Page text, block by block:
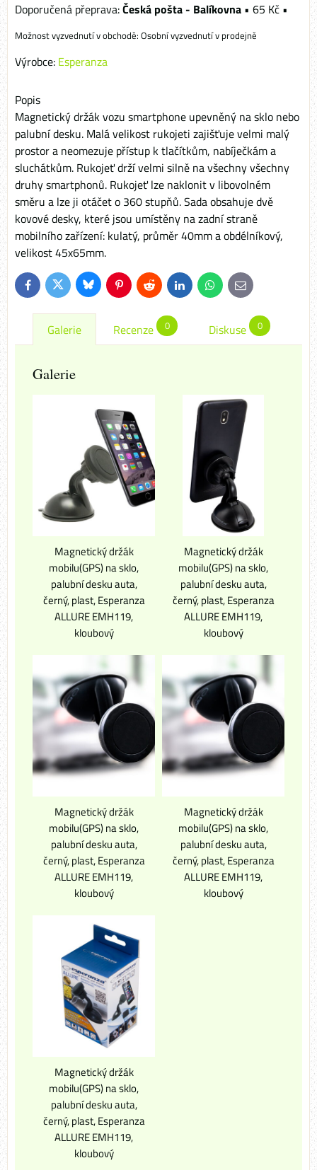
Česká pošta - Balíkovna • 65 Kč •
Osobní vyzvednutí v prodejně
Výrobce: Esperanza
Popis
Magnetický držák vozu smartphone upevněný na sklo nebo
palubní desku. Malá velikost rukojeti zajišťuje velmi malý
prostor a neomezuje přístup k tlačítkům, nabíječkám a
sluchátkům. Rukojeť drží velmi silně na všechny všechny
druhy smartphonů. Rukojeť lze naklonit v libovolném
směru a lze ji otáčet o 360 stupňů. Sada obsahuje dvě
kovové desky, které jsou umístěny na zadní straně
mobilního zařízení: kulatý, průměr 40mm a obdélníkový,
velikost 45x65mm.
FacebookTwitterBlueskyPinterestReddit LinkedInWhatsApp
E-
mail
Galerie Recenze 0 Diskuse 0
Galerie
Magnetický držák
mobilu(GPS) na sklo,
palubní desku auta,
černý, plast, Esperanza
ALLURE EMH119,
kloubový
Magnetický držák
mobilu(GPS) na sklo,
palubní desku auta,
černý, plast, Esperanza
ALLURE EMH119,
kloubový
Magnetický držák
mobilu(GPS) na sklo,
palubní desku auta,
černý, plast, Esperanza
ALLURE EMH119,
kloubový
Magnetický držák
mobilu(GPS) na sklo,
palubní desku auta,
černý, plast, Esperanza
ALLURE EMH119,
kloubový
Magnetický držák
mobilu(GPS) na sklo,
palubní desku auta,
černý, plast, Esperanza
ALLURE EMH119,
kloubový